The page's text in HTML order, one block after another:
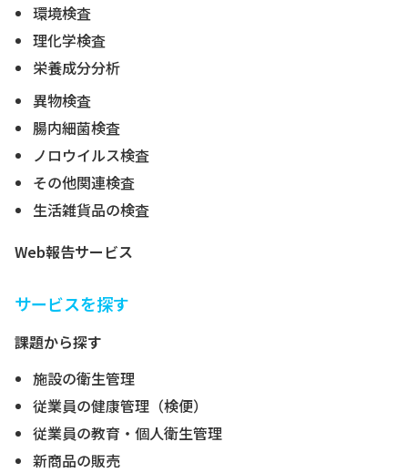
環境検査
理化学検査
栄養成分分析
異物検査
腸内細菌検査
ノロウイルス検査
その他関連検査
生活雑貨品の検査
Web報告サービス
サービスを探す
課題から探す
施設の衛生管理
従業員の健康管理（検便）
従業員の教育・個人衛生管理
新商品の販売